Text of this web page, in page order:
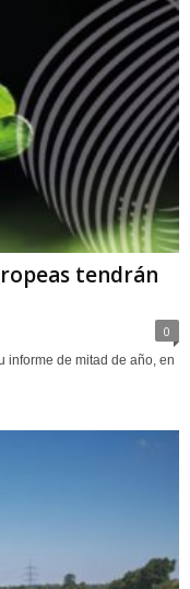
tendrán
0
informe de mitad de año, en